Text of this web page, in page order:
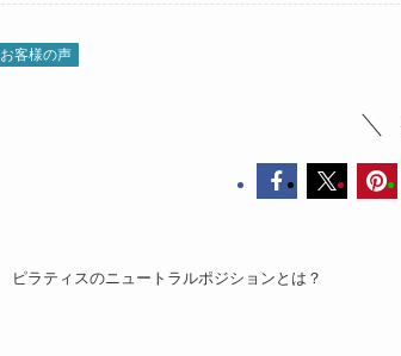
お客様の声
ピラティスのニュートラルポジションとは？